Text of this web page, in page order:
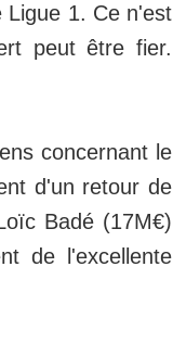
Ligue 1. Ce n'est
peut être fier.
concernant le
d'un retour de
Badé (17M€)
de l'excellente